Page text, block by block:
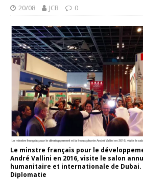
20/08 JCB 0
Le minstre français pour le
André Vallini en 2016, visite le salon
humanitaire et internationale de Dubai.
Diplomatie